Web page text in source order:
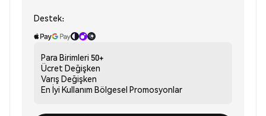
Destek:
Para Birimleri 50+
Ücret Değişken
Varış Değişken
En İyi Kullanım Bölgesel Promosyonlar